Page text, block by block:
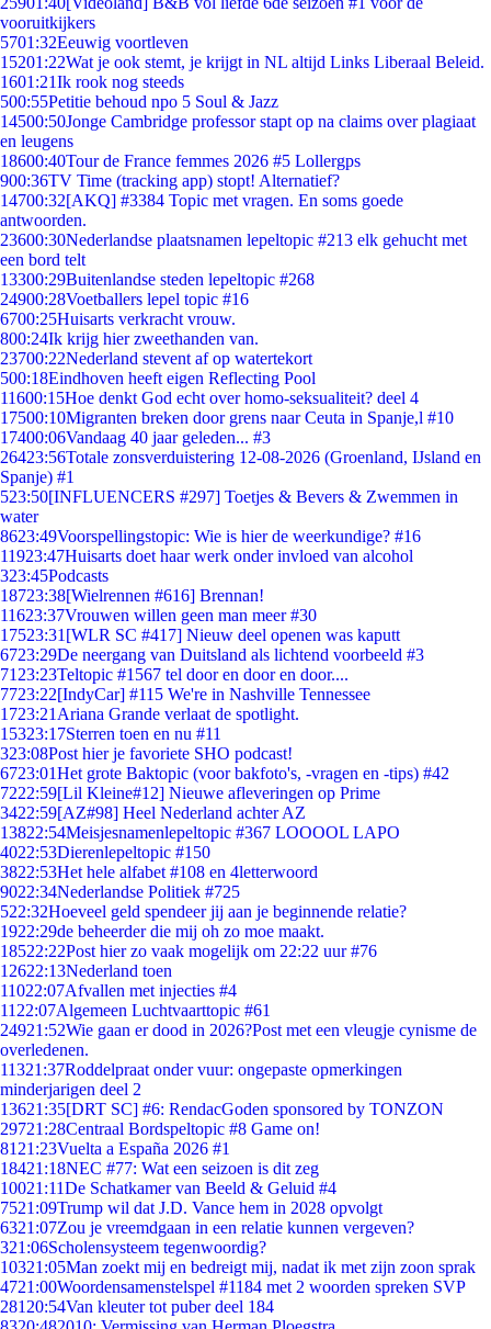
vooruitkijkers
5701:32Eeuwig voortleven
15201:22Wat je ook stemt, je krijgt in NL altijd Links Liberaal Beleid.
1601:21Ik rook nog steeds
500:55Petitie behoud npo 5 Soul & Jazz
14500:50Jonge Cambridge professor stapt op na claims over plagiaat
en leugens
18600:40Tour de France femmes 2026 #5 Lollergps
900:36TV Time (tracking app) stopt! Alternatief?
14700:32[AKQ] #3384 Topic met vragen. En soms goede
antwoorden.
23600:30Nederlandse plaatsnamen lepeltopic #213 elk gehucht met
een bord telt
13300:29Buitenlandse steden lepeltopic #268
24900:28Voetballers lepel topic #16
6700:25Huisarts verkracht vrouw.
800:24Ik krijg hier zweethanden van.
23700:22Nederland stevent af op watertekort
500:18Eindhoven heeft eigen Reflecting Pool
11600:15Hoe denkt God echt over homo-seksualiteit? deel 4
17500:10Migranten breken door grens naar Ceuta in Spanje,l #10
17400:06Vandaag 40 jaar geleden... #3
26423:56Totale zonsverduistering 12-08-2026 (Groenland, IJsland en
Spanje) #1
523:50[INFLUENCERS #297] Toetjes & Bevers & Zwemmen in
water
8623:49Voorspellingstopic: Wie is hier de weerkundige? #16
11923:47Huisarts doet haar werk onder invloed van alcohol
323:45Podcasts
18723:38[Wielrennen #616] Brennan!
11623:37Vrouwen willen geen man meer #30
17523:31 [WLR SC #417] Nieuw deel openen was kaputt
6723:29De neergang van Duitsland als lichtend voorbeeld #3
71 23:23Teltopic #1567 tel door en door en door....
7723:22[IndyCar] #115 We're in Nashville Tennessee
1723:21 Ariana Grande verlaat de spotlight.
15323:17Sterren toen en nu #11
323:08Post hier je favoriete SHO podcast!
6723:01Het grote Baktopic (voor bakfoto's, -vragen en -tips) #42
7222:59[Lil Kleine#12] Nieuwe afleveringen op Prime
3422:59[AZ#98] Heel Nederland achter AZ
13822:54Meisjesnamenlepeltopic #367 LOOOOL LAPO
4022:53Dierenlepeltopic #150
3822:53Het hele alfabet #108 en 4letterwoord
9022:34Nederlandse Politiek #725
522:32Hoeveel geld spendeer jij aan je beginnende relatie?
1922:29de beheerder die mij oh zo moe maakt.
18522:22Post hier zo vaak mogelijk om 22:22 uur #76
12622:13Nederland toen
11022:07Afvallen met injecties #4
11 22:07Algemeen Luchtvaarttopic #61
24921:52Wie gaan er dood in 2026?Post met een vleugje cynisme de
overledenen.
11321:37Roddelpraat onder vuur: ongepaste opmerkingen
minderjarigen deel 2
13621:35[DRT SC] #6: RendacGoden sponsored by TONZON
29721:28Centraal Bordspeltopic #8 Game on!
81 21:23Vuelta a España 2026 #1
18421:18NEC #77: Wat een seizoen is dit zeg
10021:11De Schatkamer van Beeld & Geluid #4
7521:09Trump wil dat J.D. Vance hem in 2028 opvolgt
6321:07Zou je vreemdgaan in een relatie kunnen vergeven?
321:06Scholensysteem tegenwoordig?
10321:05Man zoekt mij en bedreigt mij, nadat ik met zijn zoon sprak
4721:00Woordensamenstelspel #1184 met 2 woorden spreken SVP
281 20:54Van kleuter tot puber deel 184